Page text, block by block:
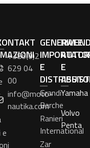
e
+386(0)2
629 04
00
info@moto-
nautika.com
GENERALE
E
Grandi
Barche
Ranieri
International
Zar
E
Yamaha
Volvo
Penta